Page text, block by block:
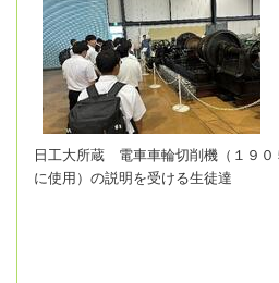
日工大所蔵 電車車輪切削機（１９０
に使用）の説明を受ける生徒達